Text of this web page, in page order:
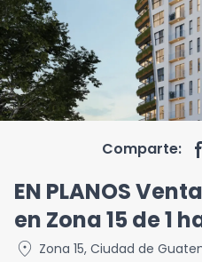
Comparte:
EN PLANOS
en Zona 15 de 1
location_on Zona 15, Ciudad de